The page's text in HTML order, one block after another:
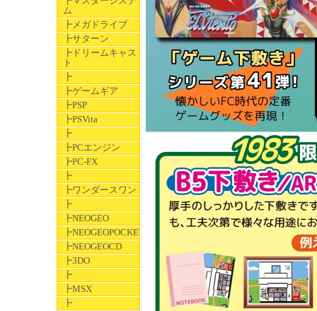
ム
┣メガドライブ
┣サターン
┣ドリームキャス
ト
┣
┣ゲームギア
┣PSP
┣PSVita
┣
┣PCエンジン
┣PC-FX
┣
┣ワンダースワン
┣
┣NEOGEO
┣NEOGEOPOCKET
┣NEOGEOCD
┣3DO
┣
┣MSX
┣